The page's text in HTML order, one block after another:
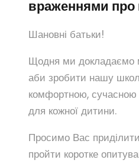
враженнями про
Шановні батьки!
Щодня ми докладаємо
аби зробити нашу
комфортною, сучасною
для кожної дитини.
Просимо Вас
пройти коротке